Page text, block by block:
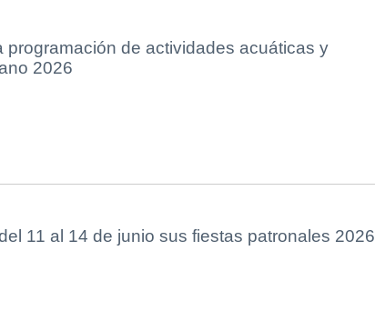
programación de actividades acuáticas y
2026
11 al 14 de junio sus fiestas patronales 2026